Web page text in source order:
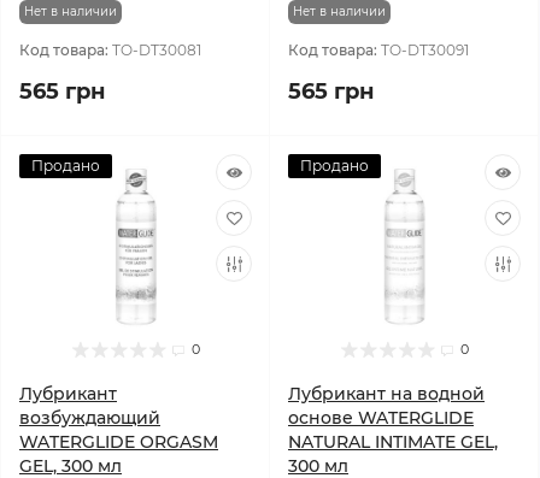
Нет в наличии
Код товара: TO-DT30081
565 грн
Нет в наличии
Код товара: TO-DT30091
565 грн
Продано
0
Лубрикант
возбуждающий
WATERGLIDE ORGASM
GEL, 300 мл
Продано
0
Лубрикант на водной
основе WATERGLIDE
NATURAL INTIMATE GEL,
300 мл